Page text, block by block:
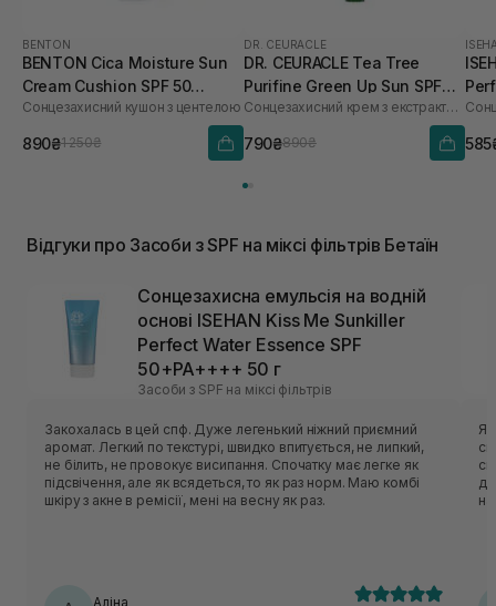
BENTON
BENTON Cica Moisture Sun
Cream Cushion SPF 50
PA++++ 15 г
Сонцезахисний кушон з центелою
890₴1 250₴
DR. CEURACLE
DR. CEURACLE Tea Tree
Purifine Green Up Sun SPF
50+ PA++++ 50 мл
Сонцезахисний крем з екстрактом чайного дерева
790₴890₴
Відгуки про Засоби з SPF на міксі фільтрів Бетаїн
Сонцезахисна емульсія на водній
основі ISEHAN Kiss Me Sunkiller
Perfect Water Essence SPF
50+PA++++ 50 г
Засоби з SPF на міксі фільтрів
Закохалась в цей спф. Дуже легенький ніжний приємний
аромат. Легкий по текстурі, швидко впитується, не липкий,
не білить, не провокує висипання. Спочатку має легке як
підсвічення, але як всядеться, то як раз норм. Маю комбі
шкіру з акне в ремісії, мені на весну як раз.
Аліна
Я